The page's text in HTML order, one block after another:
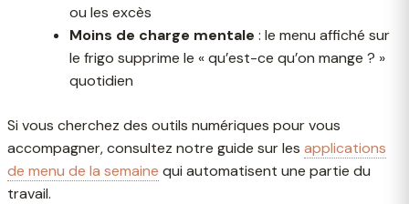
ou les excès
Moins de charge mentale : le menu affiché sur
le frigo supprime le « qu’est-ce qu’on mange ? »
quotidien
Si vous cherchez des outils numériques pour vous
accompagner, consultez notre guide sur les applications
de menu de la semaine qui automatisent une partie du
travail.